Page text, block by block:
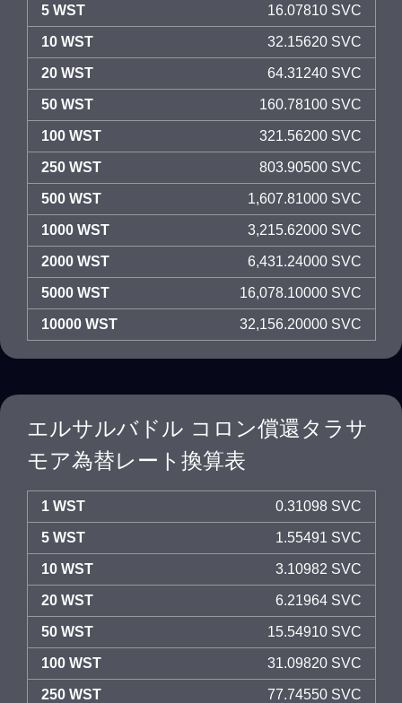
5 WST 16.07810 SVC
10 WST 32.15620 SVC
20 WST 64.31240 SVC
50 WST 160.78100 SVC
100 WST 321.56200 SVC
250 WST 803.90500 SVC
500 WST 1,607.81000 SVC
1000 WST 3,215.62000 SVC
2000 WST 6,431.24000 SVC
5000 WST 16,078.10000 SVC
10000 WST 32,156.20000 SVC
エルサルバドル コロン償還タラサ
モア為替レート換算表
1 WST 0.31098 SVC
5 WST 1.55491 SVC
10 WST 3.10982 SVC
20 WST 6.21964 SVC
50 WST 15.54910 SVC
100 WST 31.09820 SVC
250 WST 77.74550 SVC